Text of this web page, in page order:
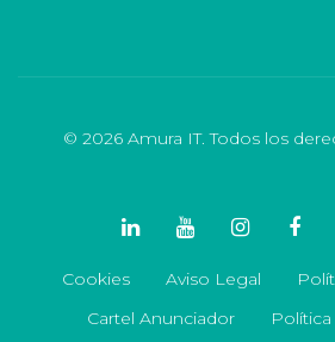
© 2026 Amura IT. Todos los
Cookies Aviso Legal
Cartel Anunciador